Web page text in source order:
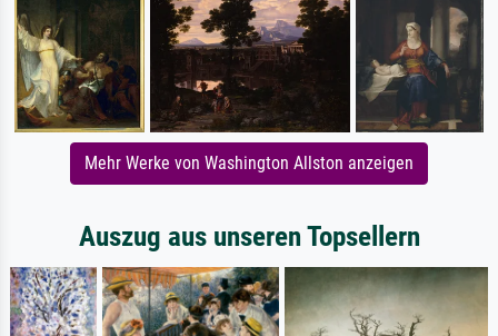
Mehr Werke von Washington Allston anzeigen
Auszug aus unseren Topsellern